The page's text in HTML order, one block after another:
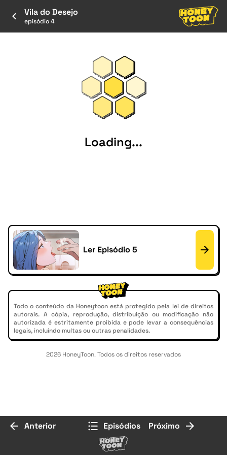
Vila do Desejo
episódio 4
Loading...
Ler Episódio 5
Todo o conteúdo da Honeytoon está protegido pela lei de direitos
autorais. A cópia, reprodução, distribuição ou modificação não
autorizada é estritamente proibida e pode levar a consequências
legais, incluindo multas ou outras penalidades.
2026 HoneyToon. Todos os direitos reservados
Anterior Episódios Próximo